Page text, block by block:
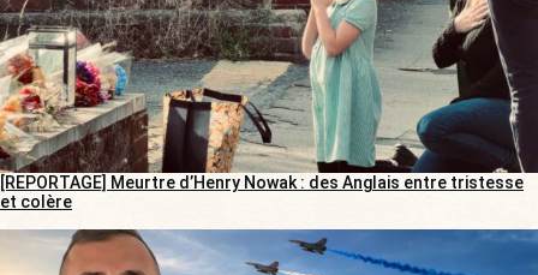
[REPORTAGE] Meurtre d’Henry Nowak : des Anglais entre tristesse
et colère